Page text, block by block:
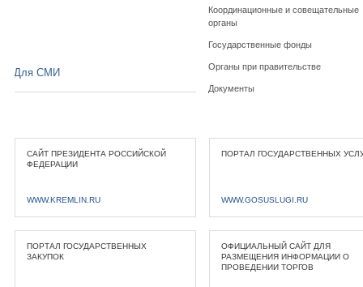
Координационные и совещательные
органы
Государственные фонды
Органы при правительстве
Документы
Для СМИ
САЙТ ПРЕЗИДЕНТА РОССИЙСКОЙ
ФЕДЕРАЦИИ
WWW.KREMLIN.RU
ПОРТАЛ ГОСУДАРСТВЕННЫХ
WWW.GOSUSLUGI.RU
ПОРТАЛ ГОСУДАРСТВЕННЫХ
ЗАКУПОК
ОФИЦИАЛЬНЫЙ САЙТ ДЛЯ
РАЗМЕЩЕНИЯ ИНФОРМАЦИИ О
ПРОВЕДЕНИИ ТОРГОВ